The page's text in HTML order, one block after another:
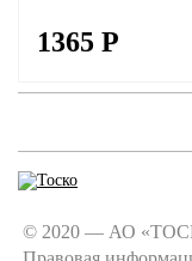
1365 Р
© 2020 — АО